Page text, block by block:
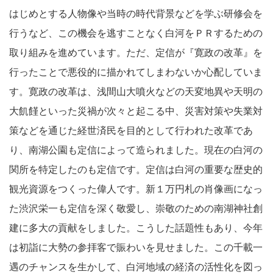
はじめとする人物像や当時の時代背景などを学ぶ研修会を
行うなど、この機会を逃すことなく白河をＰＲするための
取り組みを進めています。ただ、定信が『寛政の改革』を
行ったことで悪役的に描かれてしまわないか心配していま
す。寛政の改革は、浅間山大噴火などの天変地異や天明の
大飢饉といった災禍が次々と起こる中、災害対策や失業対
策などを通じた経世済民を目的として行われた改革であ
り、南湖公園も定信によって造られました。現在の白河の
関所を特定したのも定信です。定信は白河の重要な歴史的
観光資源をつくった偉人です。新１万円札の肖像画になっ
た渋沢栄一も定信を深く敬愛し、崇敬のための南湖神社創
建に多大の貢献をしました。こうした話題性もあり、今年
は初詣に大勢の参拝客で賑わいを見せました。この千載一
遇のチャンスを生かして、白河地域の経済の活性化を図っ